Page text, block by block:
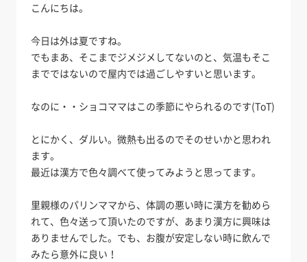
こんにちは。
今日は外は夏ですね。
でもまあ、そこまでジメジメしてないのと、気温もそこ
までではないので屋内では過ごしやすいと思います。
なのに・・ショコママはこの季節にやられるのです(ToT)
とにかく、ダルい。微熱も出るのでそのせいかと思われ
ます。
最近は漢方で色々調べて使ってみようと思ってます。
里親様のパリンママから、体調の悪い時に漢方を勧めら
れて、色々送って頂いたのですが、あまり漢方に興味は
ありませんでした。でも、お腹が安定しない時に飲んで
みたら意外に良い！